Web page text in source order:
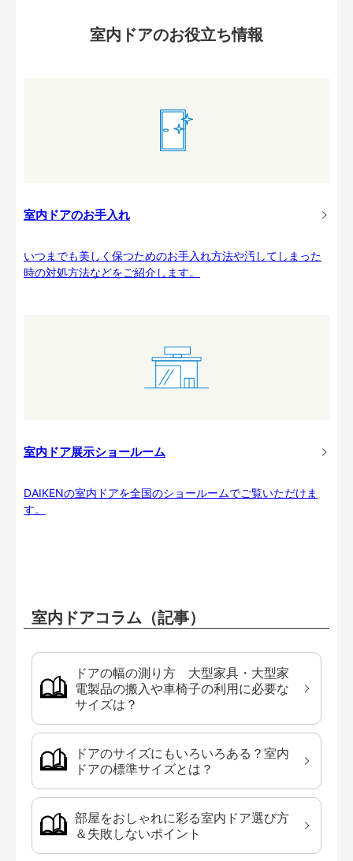
室内ドアのお役立ち情報
室内ドアのお手入れ
いつまでも美しく保つためのお手入れ方法や汚してしまった
時の対処方法などをご紹介します。
室内ドア展示ショールーム
DAIKENの室内ドアを全国のショールームでご覧いただけま
す。
室内ドアコラム（記事）
ドアの幅の測り方 大型家具・大型家
電製品の搬入や車椅子の利用に必要な
サイズは？
ドアのサイズにもいろいろある？室内
ドアの標準サイズとは？
部屋をおしゃれに彩る室内ドア選び方
＆失敗しないポイント